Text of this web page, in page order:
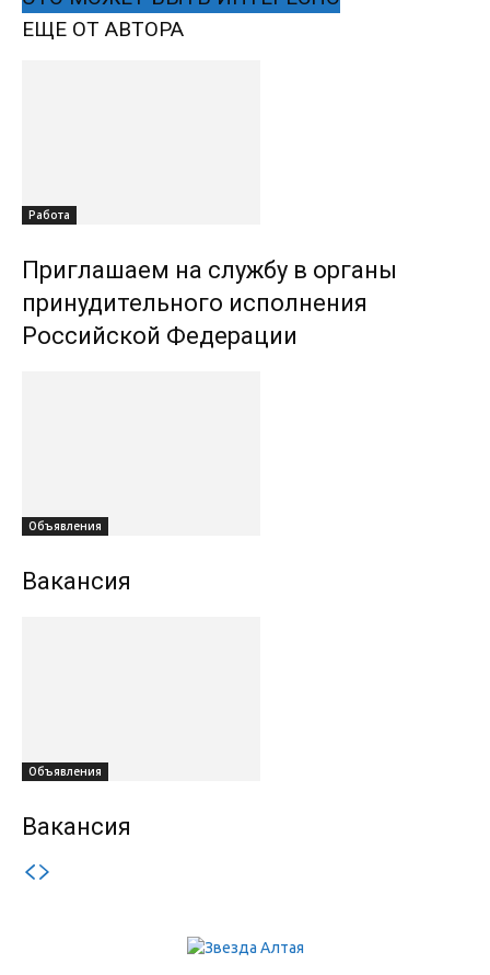
ЕЩЕ ОТ АВТОРА
Работа
Приглашаем на службу в органы
принудительного исполнения
Российской Федерации
Объявления
Вакансия
Объявления
Вакансия